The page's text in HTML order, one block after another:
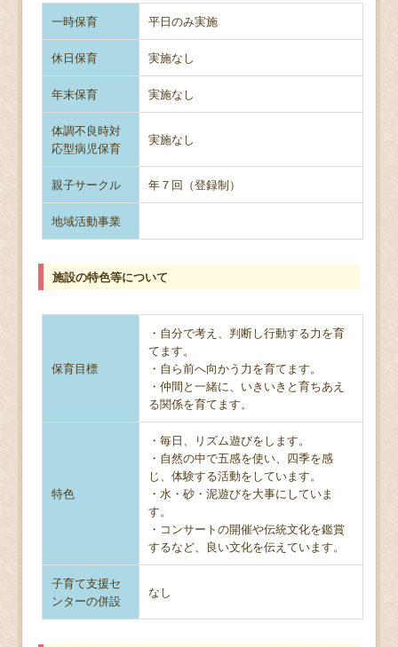
一時保育 平日のみ実施
休日保育 実施なし
年末保育 実施なし
体調不良時対
応型病児保育
実施なし
親子サークル 年７回（登録制）
地域活動事業
施設の特色等について
保育目標
・自分で考え、判断し行動する力を育
てます。
・自ら前へ向かう力を育てます。
・仲間と一緒に、いきいきと育ちあえ
る関係を育てます。
特色
・毎日、リズム遊びをします。
・自然の中で五感を使い、四季を感
じ、体験する活動をしています。
・水・砂・泥遊びを大事にしていま
す。
・コンサートの開催や伝統文化を鑑賞
するなど、良い文化を伝えています。
子育て支援セ
ンターの併設
なし